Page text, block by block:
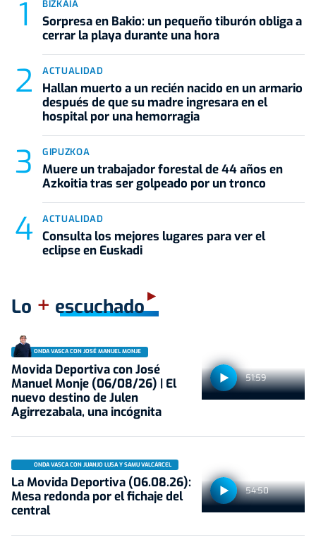
BIZKAIA
Sorpresa en Bakio: un pequeño tiburón obliga a
cerrar la playa durante una hora
ACTUALIDAD
Hallan muerto a un recién nacido en un armario
después de que su madre ingresara en el
hospital por una hemorragia
GIPUZKOA
Muere un trabajador forestal de 44 años en
Azkoitia tras ser golpeado por un tronco
ACTUALIDAD
Consulta los mejores lugares para ver el
eclipse en Euskadi
Lo + escuchado
51:59
ONDA VASCA CON JOSÉ MANUEL MONJE
Movida Deportiva con José
Manuel Monje (06/08/26) | El
nuevo destino de Julen
Agirrezabala, una incógnita
54:50
ONDA VASCA CON JUANJO LUSA Y SAMU VALCÁRCEL
La Movida Deportiva (06.08.26):
Mesa redonda por el fichaje del
central